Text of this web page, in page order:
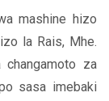
mashine hizo
la Rais, Mhe.
changamoto za
sasa imebaki